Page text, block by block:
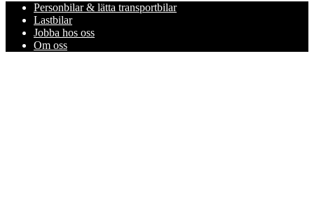
Personbilar & lätta transportbilar
Lastbilar
Jobba hos oss
Om oss